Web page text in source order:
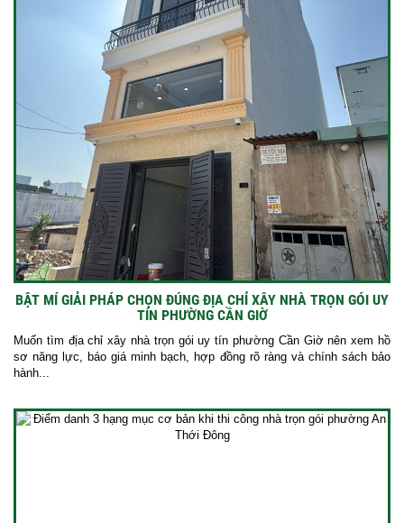
BẬT MÍ GIẢI PHÁP CHỌN ĐÚNG ĐỊA CHỈ XÂY NHÀ TRỌN GÓI UY
TÍN PHƯỜNG CẦN GIỜ
Muốn tìm địa chỉ xây nhà trọn gói uy tín phường Cần Giờ nên xem hồ
sơ năng lực, báo giá minh bạch, hợp đồng rõ ràng và chính sách bảo
hành...